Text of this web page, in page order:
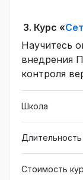
3. Курс «
Научитесь
внедрения
контроля
доход.
Школа
Длительность
Стоимость